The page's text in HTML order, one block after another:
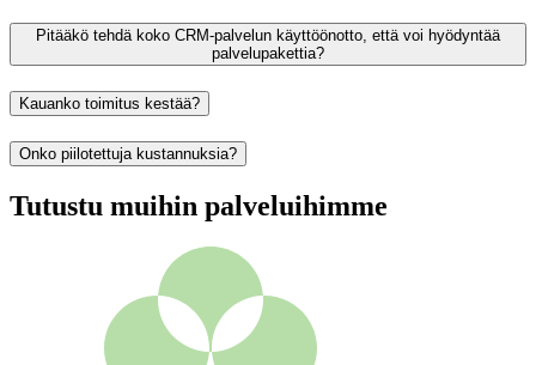
Pitääkö tehdä koko CRM-palvelun käyttöönotto, että voi hyödyntää
palvelupakettia?
Kauanko toimitus kestää?
Onko piilotettuja kustannuksia?
Tutustu muihin palveluihimme